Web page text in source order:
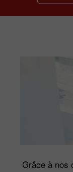
Grâce à nos